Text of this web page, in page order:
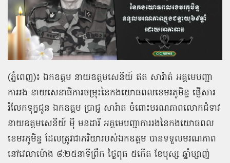
(ភ្នំពេញ)៖ ឯកឧត្ដម នាយឧត្ដមសេនីយ៍ ឥត សារ៉ាត់ អគ្គមេបញ្ជា
ការរង នាយសេនាធិការចម្រុះនៃកងយោធពលខេមរភូមិន្ទ ផ្ញើសារ
រំលែកទុក្ខជូន ឯកឧត្ដម ប្រាជ្ញ សារ៉ាត ចំពោះមរណភាពលោកជំទាវ
នាយឧត្ដមសេនីយ៍ ម៉ី មនដារី អគ្គមេបញ្ជាការរងនៃកងយោធពល
ខេមរភូមិន្ទ ដែលត្រូវជាភរិយារបស់ឯកឧត្ដម បានទទួលមរណភាព
នៅវេលាម៉ោង ៨:២៥នាទីព្រឹក ថ្ងៃពុធ ៥កើត ខែបុស្ស ឆ្នាំម្សាញ់